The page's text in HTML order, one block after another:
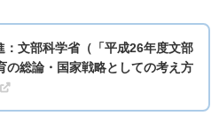
文部科学省（「平成26年度文部
の総論・国家戦略としての考え方